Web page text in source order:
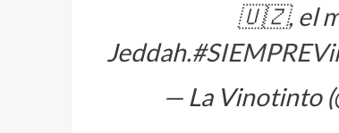
🇺🇿, el
Jeddah.
— La Vinotinto